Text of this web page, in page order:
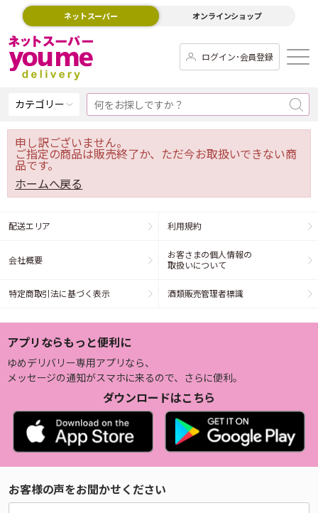
ネットスーパー オンラインショップ
ログイン･会員登録
カテゴリー
申し訳ございません。
ご指定の商品は販売終了か、ただ今お取扱いできない商
品です。
ホームへ戻る
配送エリア 利用規約
会社概要
お客さまの個人情報の
取扱いについて
特定商取引法に基づく表示 酒類販売管理者標識
アプリならもっと便利に
ゆめデリバリー専用アプリなら、
メッセージの通知がスマホに来るので、さらに便利。
ダウンロードはこちら
お客様の声をお聞かせください